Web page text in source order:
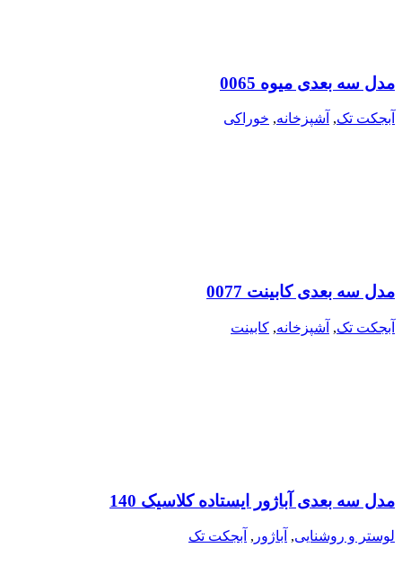
مدل سه بعدی میوه 0065
آبجکت تک, آشپزخانه, خوراکی
مدل سه بعدی کابینت 0077
آبجکت تک, آشپزخانه, کابینت
مدل سه بعدی آباژور ایستاده کلاسیک 140
لوستر و روشنایی, آباژور , آبجکت تک